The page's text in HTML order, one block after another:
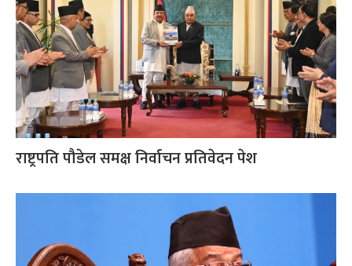
राष्ट्रपति पौडेल समक्ष निर्वाचन प्रतिवेदन पेश